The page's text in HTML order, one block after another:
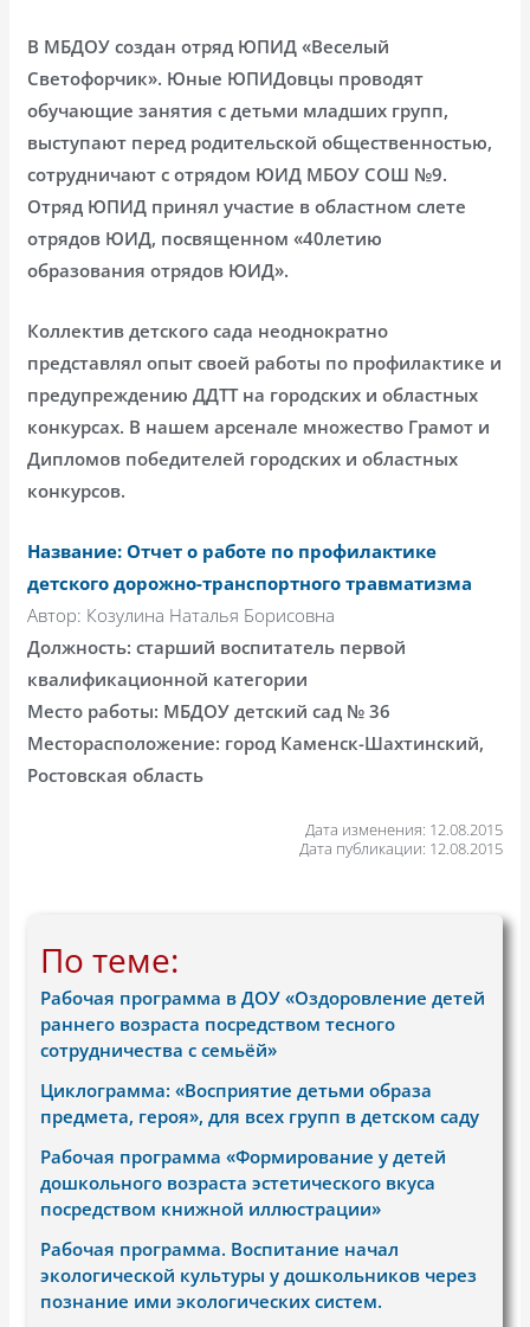
В МБДОУ создан отряд ЮПИД «Веселый
Светофорчик». Юные ЮПИДовцы проводят
обучающие занятия с детьми младших групп,
выступают перед родительской общественностью,
сотрудничают с отрядом ЮИД МБОУ СОШ №9.
Отряд ЮПИД принял участие в областном слете
отрядов ЮИД, посвященном «40летию
образования отрядов ЮИД».
Коллектив детского сада неоднократно
представлял опыт своей работы по профилактике и
предупреждению ДДТТ на городских и областных
конкурсах. В нашем арсенале множество Грамот и
Дипломов победителей городских и областных
конкурсов.
Название: Отчет о работе по профилактике
детского дорожно-транспортного травматизма
Автор: Козулина Наталья Борисовна
Должность: старший воспитатель первой
квалификационной категории
Место работы: МБДОУ детский сад № 36
Месторасположение: город Каменск-Шахтинский,
Ростовская область
Дата изменения: 12.08.2015
Дата публикации: 12.08.2015
По теме:
Рабочая программа в ДОУ «Оздоровление детей
раннего возраста посредством тесного
сотрудничества с семьёй»
Циклограмма: «Восприятие детьми образа
предмета, героя», для всех групп в детском саду
Рабочая программа «Формирование у детей
дошкольного возраста эстетического вкуса
посредством книжной иллюстрации»
Рабочая программа. Воспитание начал
экологической культуры у дошкольников через
познание ими экологических систем.